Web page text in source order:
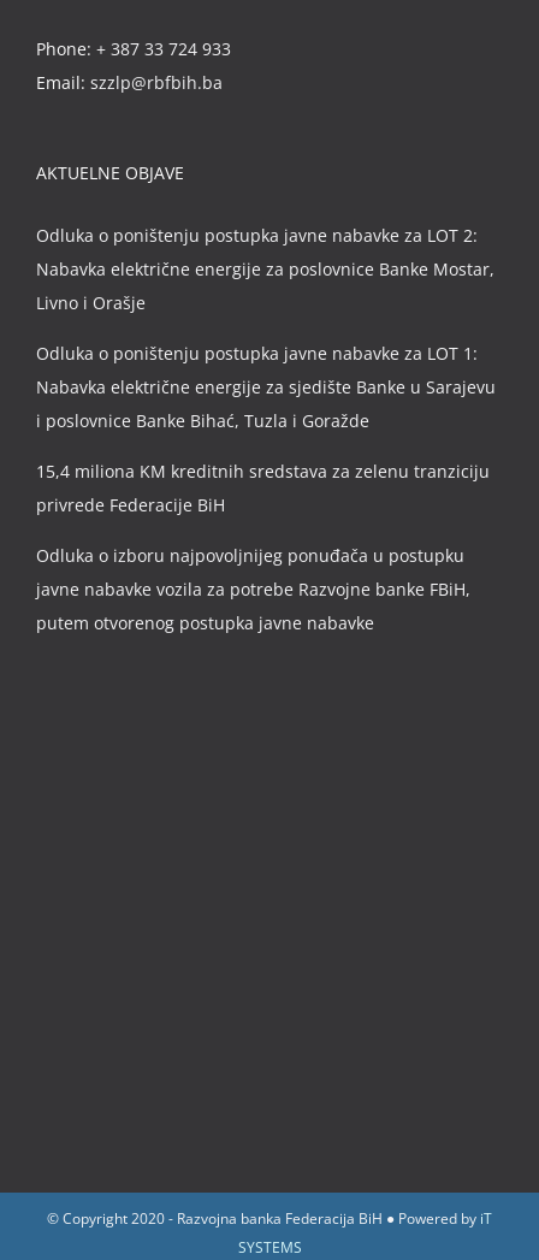
Phone: + 387 33 724 933
Email: szzlp@rbfbih.ba
AKTUELNE OBJAVE
Odluka o poništenju postupka javne nabavke za LOT 2:
Nabavka električne energije za poslovnice Banke Mostar,
Livno i Orašje
Odluka o poništenju postupka javne nabavke za LOT 1:
Nabavka električne energije za sjedište Banke u Sarajevu
i poslovnice Banke Bihać, Tuzla i Goražde
15,4 miliona KM kreditnih sredstava za zelenu tranziciju
privrede Federacije BiH
Odluka o izboru najpovoljnijeg ponuđača u postupku
javne nabavke vozila za potrebe Razvojne banke FBiH,
putem otvorenog postupka javne nabavke
© Copyright 2020 - Razvojna banka Federacija BiH ● Powered by iT
SYSTEMS